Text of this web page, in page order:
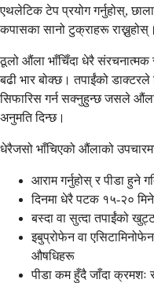
एथलेटिक टेप प्रयोग गर्नुहोस्,
कपासका सानो टुक्राहरू राख्नुहोस्।
ठूलो औंला भाँचिँदा धेरै
बढी भार बोक्छ। तपाईंको
सिफारिस गर्न सक्नुहुन्छ जसले
अनुमति दिन्छ।
धेरैजसो भाँचिएको औंलाको
आराम गर्नुहोस् र पीडा हुने
दिनमा धेरै पटक १५-२०
बस्दा वा सुत्दा तपाईंको
इबुप्रोफेन वा
औषधिहरू
पीडा कम हुँदै जाँदा क्रमशः